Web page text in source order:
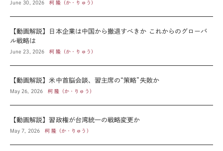
June 30, 2026 柯 隆（か・りゅう）
【動画解説】日本企業は中国から撤退すべきか これからのグローバ
ル戦略は
June 23, 2026 柯 隆（か・りゅう）
【動画解説】米中首脳会談、習主席の“策略”失敗か
May 26, 2026 柯 隆（か・りゅう）
【動画解説】習政権が台湾統一の戦略変更か
May 7, 2026 柯 隆（か・りゅう）